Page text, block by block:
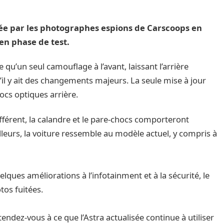
par les photographes espions de Carscoops en
phase de test.
seul camouflage à l’avant, laissant l’arrière
y ait des changements majeurs. La seule mise à jour
optiques arrière.
la calandre et le pare-chocs comporteront
la voiture ressemble au modèle actuel, y compris à
améliorations à l’infotainment et à la sécurité, le
fuitées.
vous à ce que l’Astra actualisée continue à utiliser